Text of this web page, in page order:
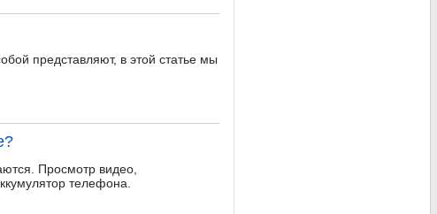
представляют, в этой статье мы
Просмотр видео,
телефона.